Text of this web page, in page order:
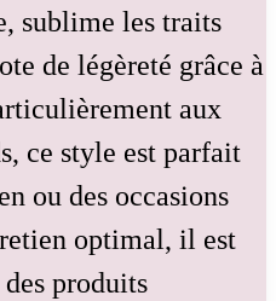
sublime les traits
de légèreté grâce à
aux
ce style est parfait
ou des occasions
optimal, il est
produits